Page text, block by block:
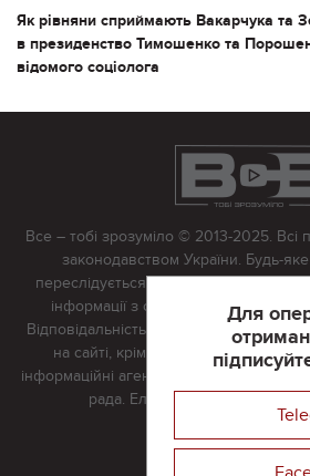
Як рівняни сприймають Вакарчука та
в президенство Тимошенко та
відомого соціолога
Для
Все – тобі зрозуміло © 2013-2025. Всі
законодавством України. Будь-
переслідується в судовому порядку.
інформації з сайту тільки з
Відповідальність за достовірність усіх
на сайті, крім матеріалів, які
інформаційні агентства або інтернет-
рада. Електронна пошта:
Реклама на сайті